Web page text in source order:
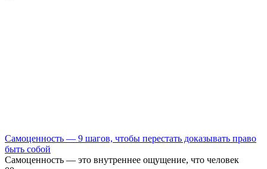
Самоценность — 9 шагов, чтобы перестать доказывать право
быть собой
Самоценность — это внутреннее ощущение, что человек